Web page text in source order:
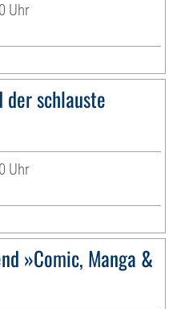
Uhr
der schlauste
Uhr
»Comic, Manga &